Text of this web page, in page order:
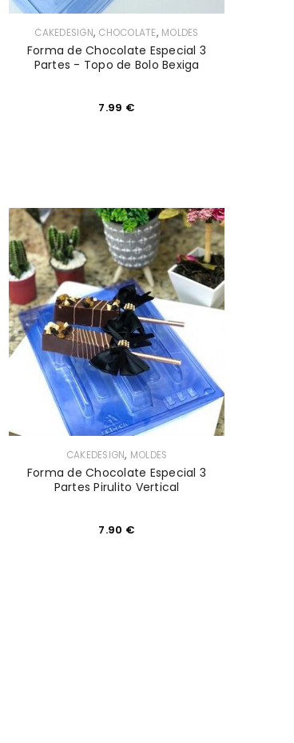
CAKEDESIGN, CHOCOLATE, MOLDES
Forma de Chocolate Especial 3
Partes - Topo de Bolo Bexiga
7.99 €
CAKEDESIGN, MOLDES
Forma de Chocolate Especial 3
Partes Pirulito Vertical
7.90 €